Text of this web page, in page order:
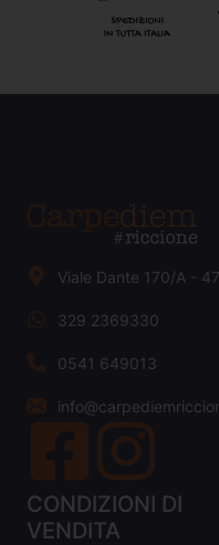
Viale Dante 170/A -
329 2369330
0541 649013
CONDIZIONI DI
VENDITA